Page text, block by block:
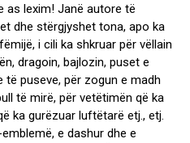
as lexim! Janë autore të
dhe stërgjyshet tona, apo ka
i cili ka shkruar për vëllain
dragoin, bajlozin, puset e
puseve, për zogun e madh
të mirë, për vetëtimën që ka
ka gurëzuar luftëtarë etj., etj.
e dashur dhe e